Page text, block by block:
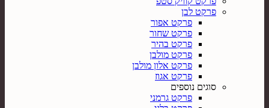
פרקט לבן
פרקט אפור
פרקט שחור
פרקט בהיר
פרקט מולבן
פרקט אלון מולבן
פרקט אגוז
סוגים נוספים
פרקט גרמני